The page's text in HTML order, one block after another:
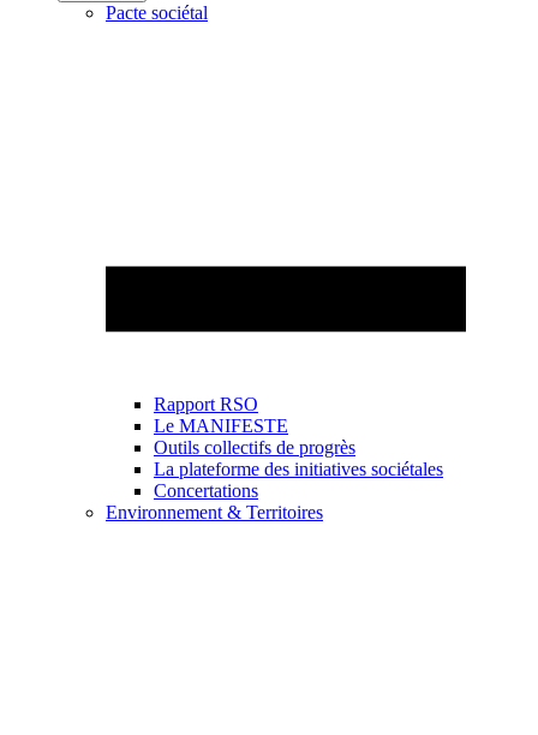
Pacte sociétal
Rapport RSO
Le MANIFESTE
Outils collectifs de progrès
La plateforme des initiatives sociétales
Concertations
Environnement & Territoires